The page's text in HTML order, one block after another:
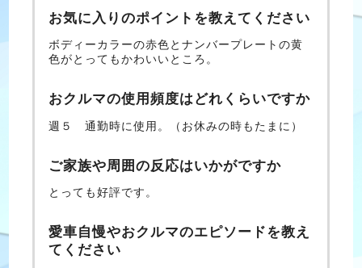
お気に入りのポイントを教えてください
ボディーカラーの赤色とナンバープレートの黄
色がとってもかわいいところ。
おクルマの使用頻度はどれくらいですか
週５ 通勤時に使用。（お休みの時もたまに）
ご家族や周囲の反応はいかがですか
とっても好評です。
愛車自慢やおクルマのエピソードを教え
てください